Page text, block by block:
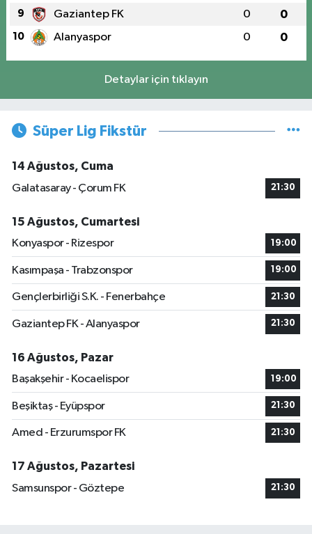
9 Gaziantep FK 0 0
10 Alanyaspor 0 0
Detaylar için tıklayın
Süper Lig Fikstür
14 Ağustos, Cuma
Galatasaray - Çorum FK
21:30
15 Ağustos, Cumartesi
Konyaspor - Rizespor
19:00
Kasımpaşa - Trabzonspor 19:00
Gençlerbirliği S.K. - Fenerbahçe 21:30
Gaziantep FK - Alanyaspor 21:30
16 Ağustos, Pazar
Başakşehir - Kocaelispor
19:00
Beşiktaş - Eyüpspor 21:30
Amed - Erzurumspor FK 21:30
17 Ağustos, Pazartesi
Samsunspor - Göztepe
21:30